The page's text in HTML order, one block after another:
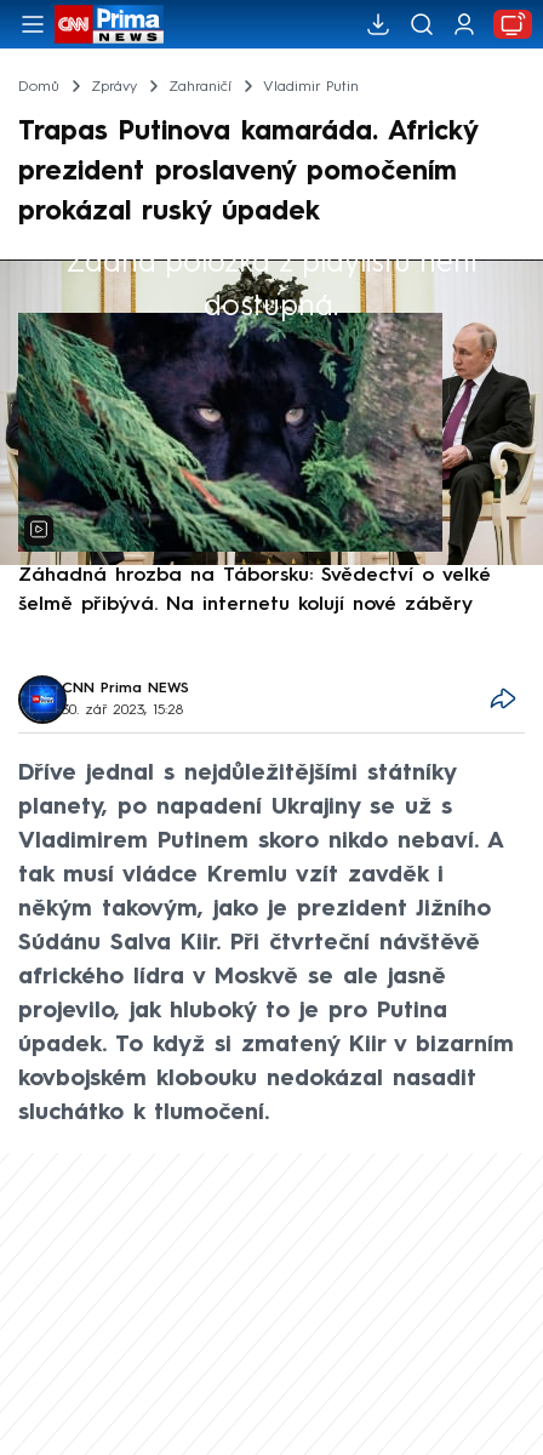
Domů Zprávy Zahraničí Vladimir Putin
Trapas Putinova kamaráda. Africký
prezident proslavený pomočením
prokázal ruský úpadek
Žádná položka z playlistu není
dostupná.
Výběr redakce
Záhadná hrozba na Táborsku: Svědectví o velké
šelmě přibývá. Na internetu kolují nové záběry
CNN Prima NEWS
30. zář 2023, 15:28
Dříve jednal s nejdůležitějšími státníky
planety, po napadení Ukrajiny se už s
Vladimirem Putinem skoro nikdo nebaví. A
tak musí vládce Kremlu vzít zavděk i
někým takovým, jako je prezident Jižního
Súdánu Salva Kiir. Při čtvrteční návštěvě
afrického lídra v Moskvě se ale jasně
projevilo, jak hluboký to je pro Putina
úpadek. To když si zmatený Kiir v bizarním
kovbojském klobouku nedokázal nasadit
sluchátko k tlumočení.